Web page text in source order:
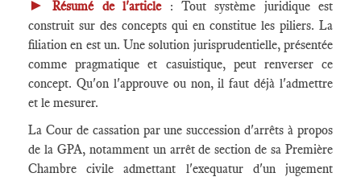
► Résumé de l'article : Tout système juridique est
construit sur des concepts qui en constitue les piliers. La
filiation en est un. Une solution jurisprudentielle, présentée
comme pragmatique et casuistique, peut renverser ce
concept. Qu'on l'approuve ou non, il faut déjà l'admettre
et le mesurer.
La Cour de cassation par une succession d'arrêts à propos
de la GPA, notamment un arrêt de section de sa Première
Chambre civile admettant l'exequatur d'un jugement